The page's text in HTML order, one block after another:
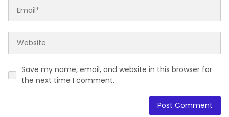
Save my name, email, and website in this browser for
the next time I comment.